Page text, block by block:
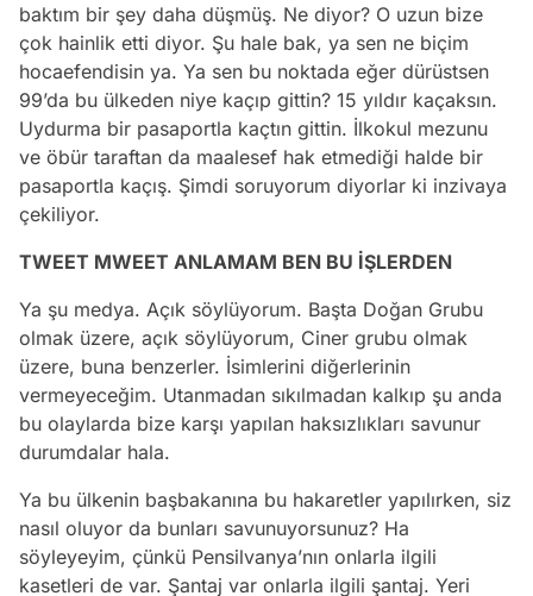
baktım bir şey daha düşmüş. Ne diyor? O uzun bize
çok hainlik etti diyor. Şu hale bak, ya sen ne biçim
hocaefendisin ya. Ya sen bu noktada eğer dürüstsen
99’da bu ülkeden niye kaçıp gittin? 15 yıldır kaçaksın.
Uydurma bir pasaportla kaçtın gittin. İlkokul mezunu
ve öbür taraftan da maalesef hak etmediği halde bir
pasaportla kaçış. Şimdi soruyorum diyorlar ki inzivaya
çekiliyor.
TWEET MWEET ANLAMAM BEN BU İŞLERDEN
Ya şu medya. Açık söylüyorum. Başta Doğan Grubu
olmak üzere, açık söylüyorum, Ciner grubu olmak
üzere, buna benzerler. İsimlerini diğerlerinin
vermeyeceğim. Utanmadan sıkılmadan kalkıp şu anda
bu olaylarda bize karşı yapılan haksızlıkları savunur
durumdalar hala.
Ya bu ülkenin başbakanına bu hakaretler yapılırken, siz
nasıl oluyor da bunları savunuyorsunuz? Ha
söyleyeyim, çünkü Pensilvanya’nın onlarla ilgili
kasetleri de var. Şantaj var onlarla ilgili şantaj. Yeri